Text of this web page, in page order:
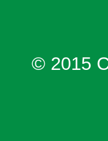
© 2015